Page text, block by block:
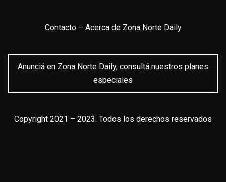
Contacto– Acerca de Zona Norte Daily
Anunciá en Zona Norte Daily, consultá nuestros planes
especiales
Copyright 2021 – 2023. Todos los derechos reservados